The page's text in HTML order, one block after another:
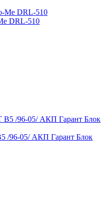
DRL-510
/96-05/ АКП Гарант Блок